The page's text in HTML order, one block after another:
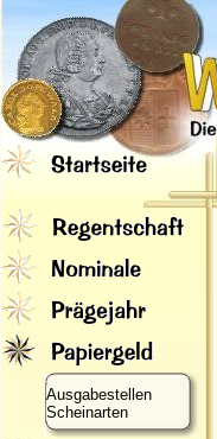
Ausgabestellen
Scheinarten